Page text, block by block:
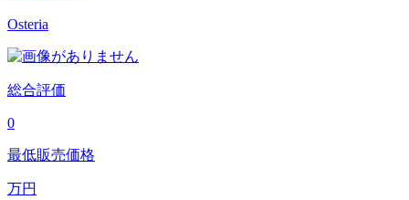
Osteria
総合評価
0
最低販売価格
万円